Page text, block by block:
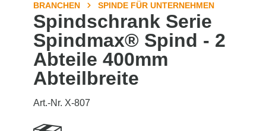
BRANCHEN
SPINDE FÜR UNTERNEHMEN
Spindschrank Serie
Spindmax® Spind - 2
Abteile 400mm
Abteilbreite
Art.-Nr. X-807